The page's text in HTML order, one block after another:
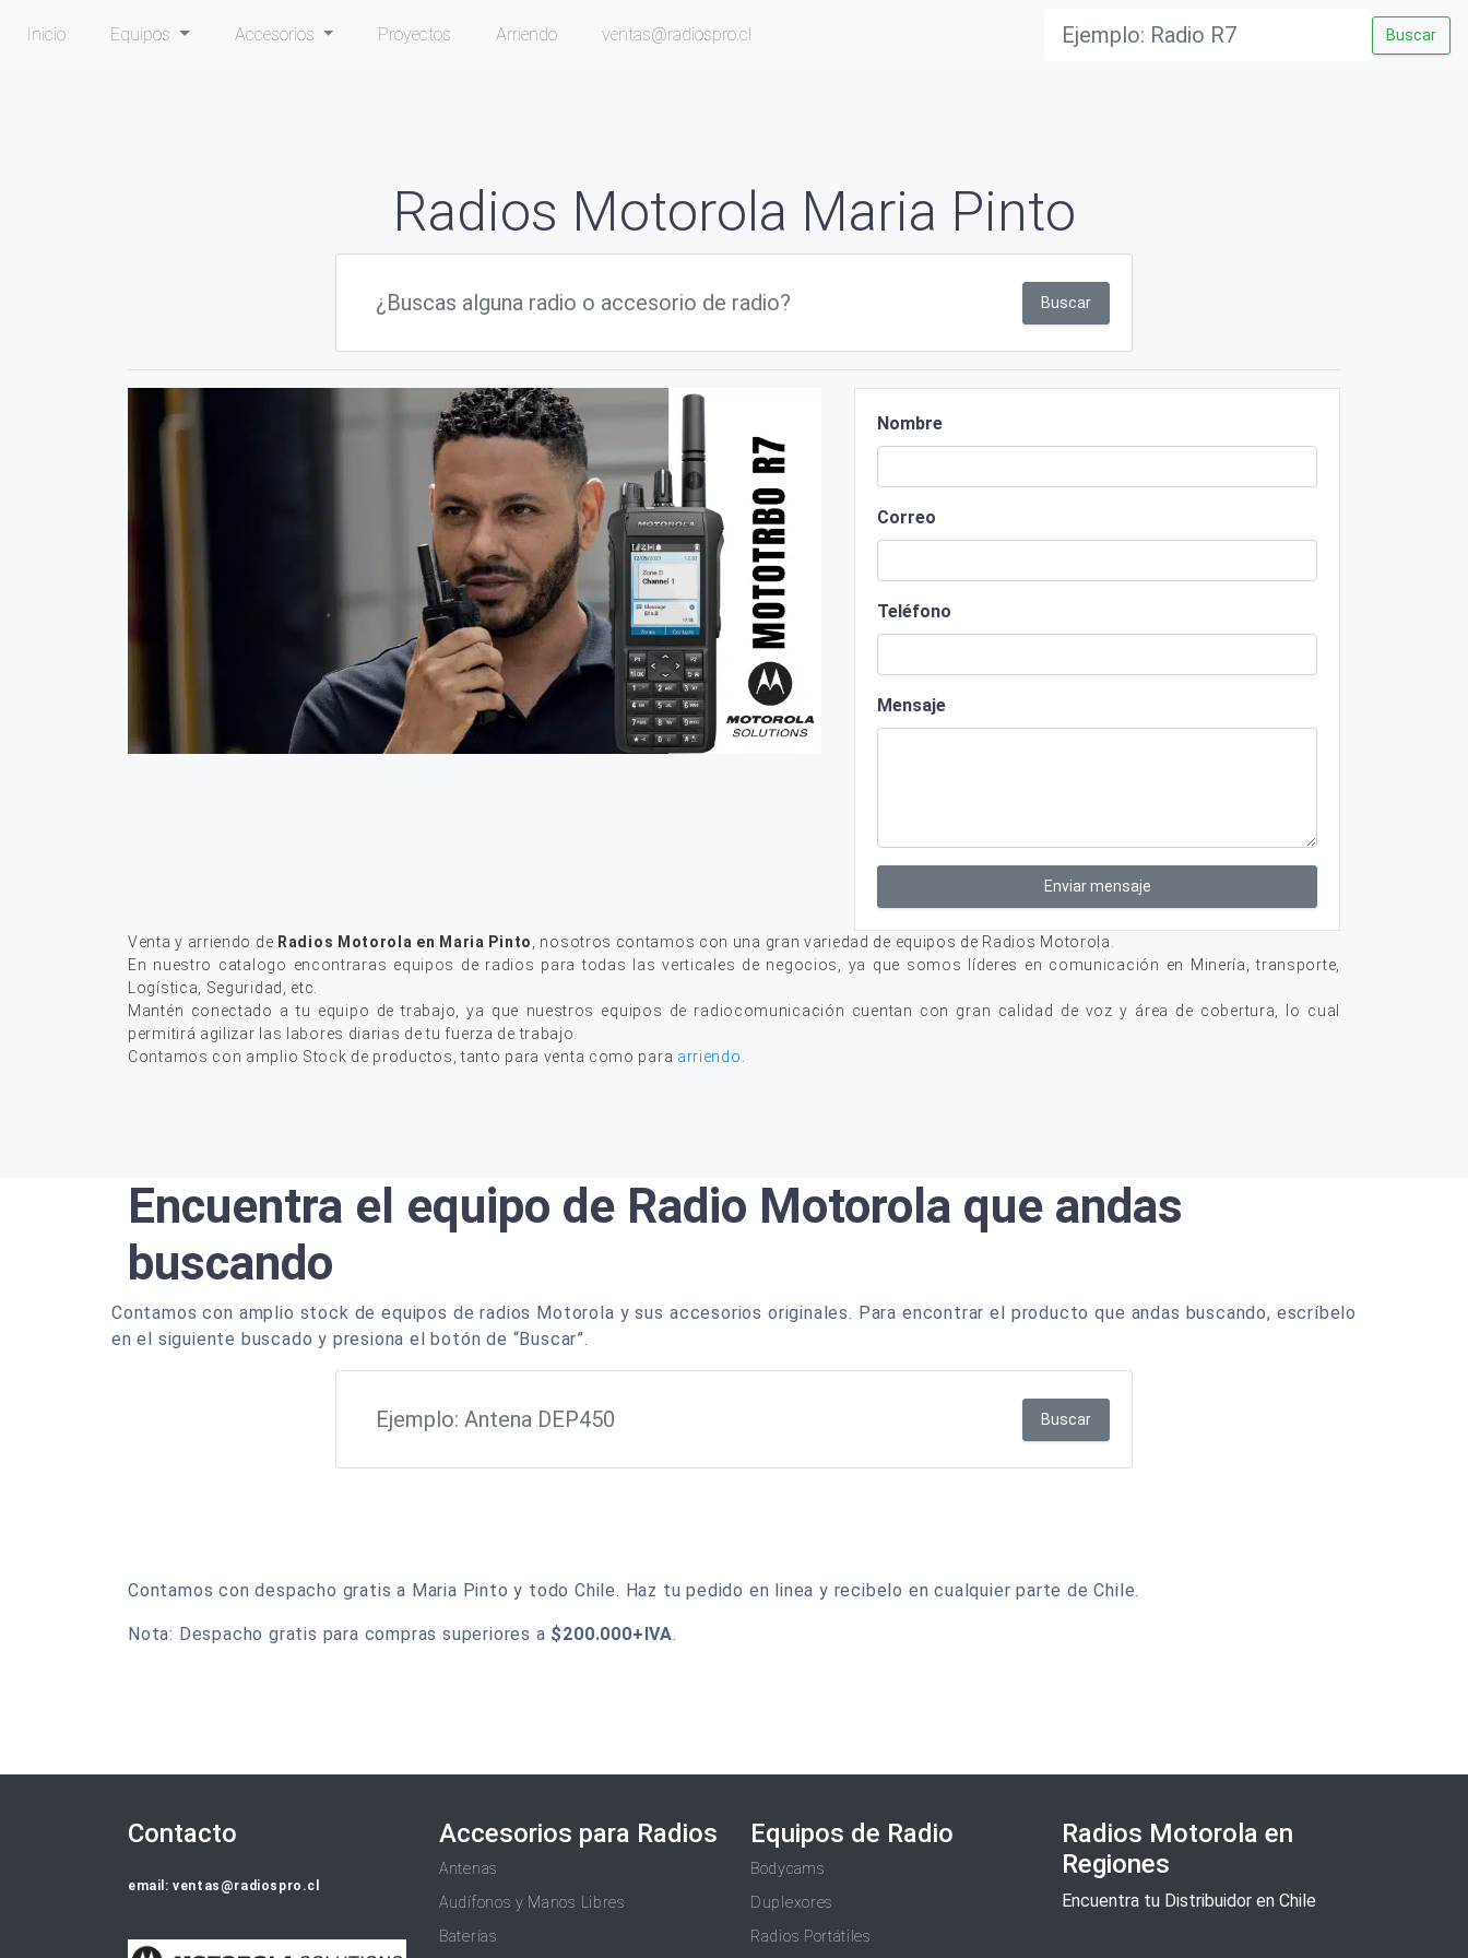
Inicio Equipos Accesorios Proyectos Arriendo ventas@radiospro.cl Buscar
Radios Motorola Maria Pinto
Buscar
Nombre
Correo
Teléfono
Mensaje
Enviar mensaje
Venta y arriendo de Radios Motorola en Maria Pinto
, nosotros contamos con una gran variedad de equipos de Radios Motorola.
En nuestro catalogo encontraras equipos de radios para todas las verticales de negocios, ya que somos líderes en comunicación en Minería, transporte,
Logística, Seguridad, etc.
Mantén conectado a tu equipo de trabajo, ya que nuestros equipos de radiocomunicación cuentan con gran calidad de voz y área de cobertura, lo cual
permitirá agilizar las labores diarias de tu fuerza de trabajo.
Contamos con amplio Stock de productos, tanto para venta como para arriendo
Encuentra el equipo de Radio Motorola que andas
buscando
Contamos con amplio stock de equipos de radios Motorola y sus accesorios originales. Para encontrar el producto que andas buscando, escríbelo
en el siguiente buscado y presiona el botón de “Buscar”.
Buscar
Contamos con despacho gratis a Maria Pinto y todo Chile. Haz tu pedido en linea y recibelo en cualquier parte de Chile.
Nota: Despacho gratis para compras superiores a $200.000+IVA.
Contacto
email: ventas@radiospro.cl
Accesorios para Radios
Antenas
Audífonos y Manos Libres
Baterías
Equipos de Radio
Bodycams
Duplexores
Radios Portátiles
Radios Motorola en
Regiones
Encuentra tu Distribuidor en Chile